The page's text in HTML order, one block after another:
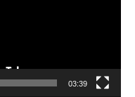
03:39